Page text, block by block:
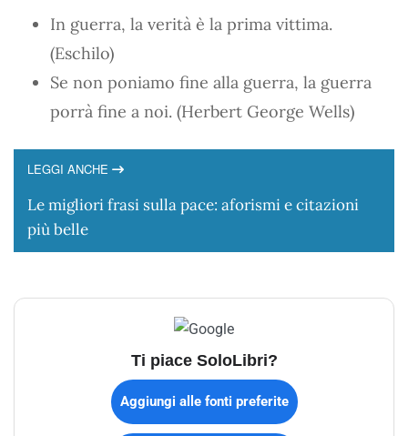
In guerra, la verità è la prima vittima.
(Eschilo)
Se non poniamo fine alla guerra, la guerra
porrà fine a noi. (Herbert George Wells)
LEGGI ANCHE
Le migliori frasi sulla pace: aforismi e citazioni
più belle
Ti piace SoloLibri?
Aggiungi alle fonti preferite